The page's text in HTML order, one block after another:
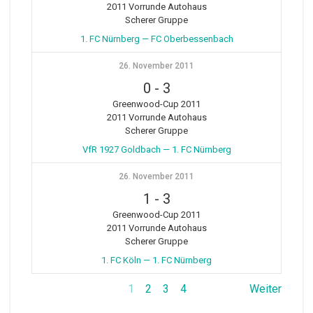
2011 Vorrunde Autohaus
Scherer Gruppe
1. FC Nürnberg — FC Oberbessenbach
26. November 2011
0 - 3
Greenwood-Cup 2011
2011 Vorrunde Autohaus
Scherer Gruppe
VfR 1927 Goldbach — 1. FC Nürnberg
26. November 2011
1 - 3
Greenwood-Cup 2011
2011 Vorrunde Autohaus
Scherer Gruppe
1. FC Köln — 1. FC Nürnberg
1 2 3 4 Weiter